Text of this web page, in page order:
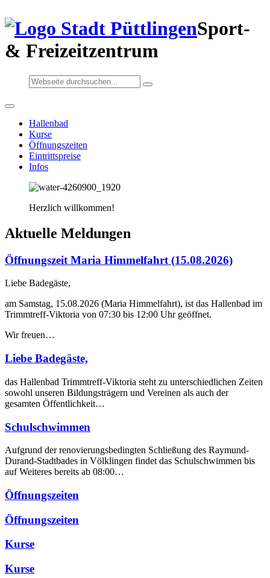
Sport-
& Freizeitzentrum
Hallenbad
Kurse
Öffnungszeiten
Eintrittspreise
Infos
Herzlich willkommen!
Aktuelle Meldungen
Öffnungszeit Maria Himmelfahrt (15.08.2026)
Liebe Badegäste,
am Samstag, 15.08.2026 (Maria Himmelfahrt), ist das Hallenbad im
Trimmtreff-Viktoria von 07:30 bis 12:00 Uhr geöffnet.
Wir freuen…
Liebe Badegäste,
das Hallenbad Trimmtreff-Viktoria steht zu unterschiedlichen Zeiten
sowohl unseren Bildungsträgern und Vereinen als auch der
gesamten Öffentlichkeit…
Schulschwimmen
Aufgrund der renovierungsbedingten Schließung des Raymund-
Durand-Stadtbades in Völklingen findet das Schulschwimmen bis
auf Weiteres bereits ab 08:00…
Öffnungszeiten
Öffnungszeiten
Kurse
Kurse